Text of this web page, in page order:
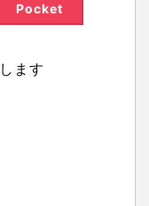
Pocket
ます